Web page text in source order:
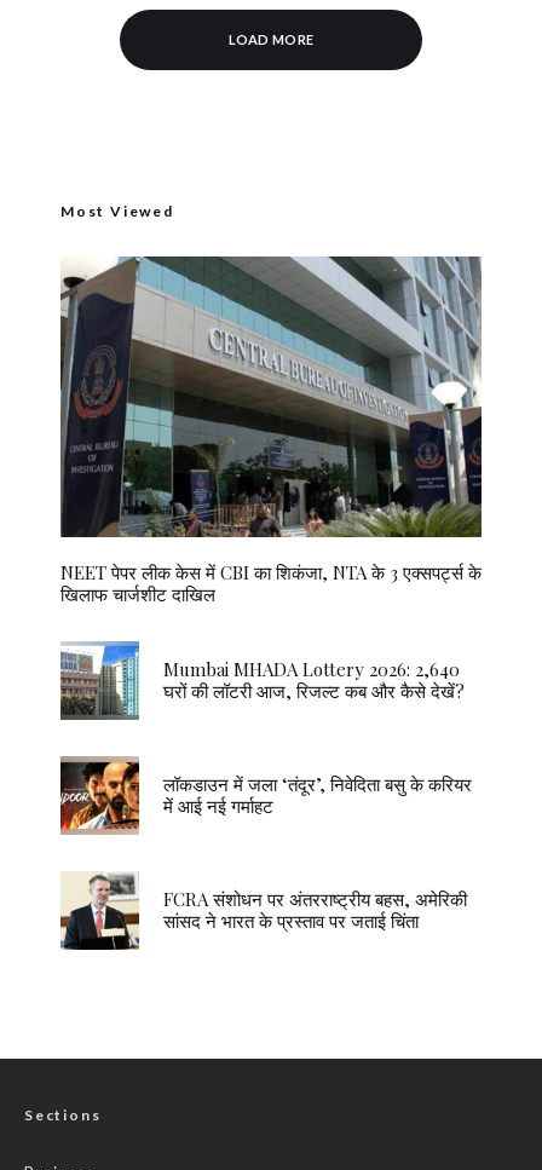
LOAD MORE
Most Viewed
NEET पेपर लीक केस में CBI का शिकंजा, NTA के 3 एक्सपर्ट्स के
खिलाफ चार्जशीट दाखिल
Mumbai MHADA Lottery 2026: 2,640
घरों की लॉटरी आज, रिजल्ट कब और कैसे देखें?
लॉकडाउन में जला ‘तंदूर’, निवेदिता बसु के करियर
में आई नई गर्माहट
FCRA संशोधन पर अंतरराष्ट्रीय बहस, अमेरिकी
सांसद ने भारत के प्रस्ताव पर जताई चिंता
Sections